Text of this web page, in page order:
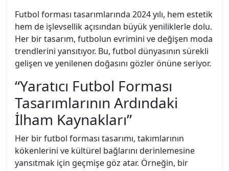
Futbol forması tasarımlarında 2024 yılı, hem estetik
hem de işlevsellik açısından büyük yeniliklerle dolu.
Her bir tasarım, futbolun evrimini ve değişen moda
trendlerini yansıtıyor. Bu, futbol dünyasının sürekli
gelişen ve yenilenen doğasını gözler önüne seriyor.
“Yaratıcı Futbol Forması
Tasarımlarının Ardındaki
İlham Kaynakları”
Her bir futbol forması tasarımı, takımlarının
kökenlerini ve kültürel bağlarını derinlemesine
yansıtmak için geçmişe göz atar. Örneğin, bir